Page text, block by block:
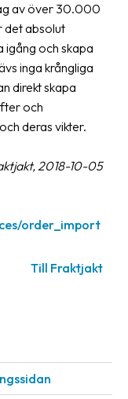
av över 30.000
det absolut
igång och skapa
inga krångliga
direkt skapa
och
deras vikter.
2018-10-05
order_import
Till Fraktjakt